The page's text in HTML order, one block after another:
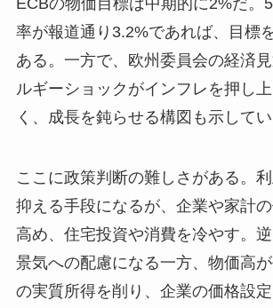
率が報道通り3.2%であれば、目標
ある。一方で、欧州委員会の経済
ルギーショックがインフレを押し
く、成長を鈍らせる構図も示してい
ここに政策判断の難しさがある。
抑える手段になるが、企業や家計
高め、住宅投資や消費を冷やす。
景気への配慮になる一方、物価高
の実質所得を削り、企業の価格設